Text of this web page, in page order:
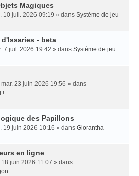
Magiques
10 juil. 2026 09:19 » dans Système de jeu
- beta
7 juil. 2026 19:42 » dans Système de jeu
mar. 23 juin 2026 19:56 » dans
!
des Papillons
19 juin 2026 10:16 » dans Glorantha
en ligne
juin 2026 11:07 » dans